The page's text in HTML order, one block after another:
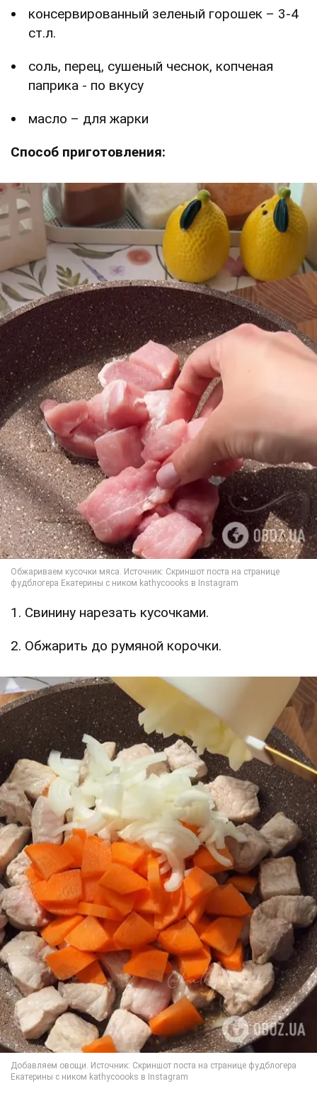
консервированный зеленый горошек – 3-4
ст.л.
соль, перец, сушеный чеснок, копченая
паприка - по вкусу
масло – для жарки
Способ приготовления:
1. Свинину нарезать кусочками.
2. Обжарить до румяной корочки.